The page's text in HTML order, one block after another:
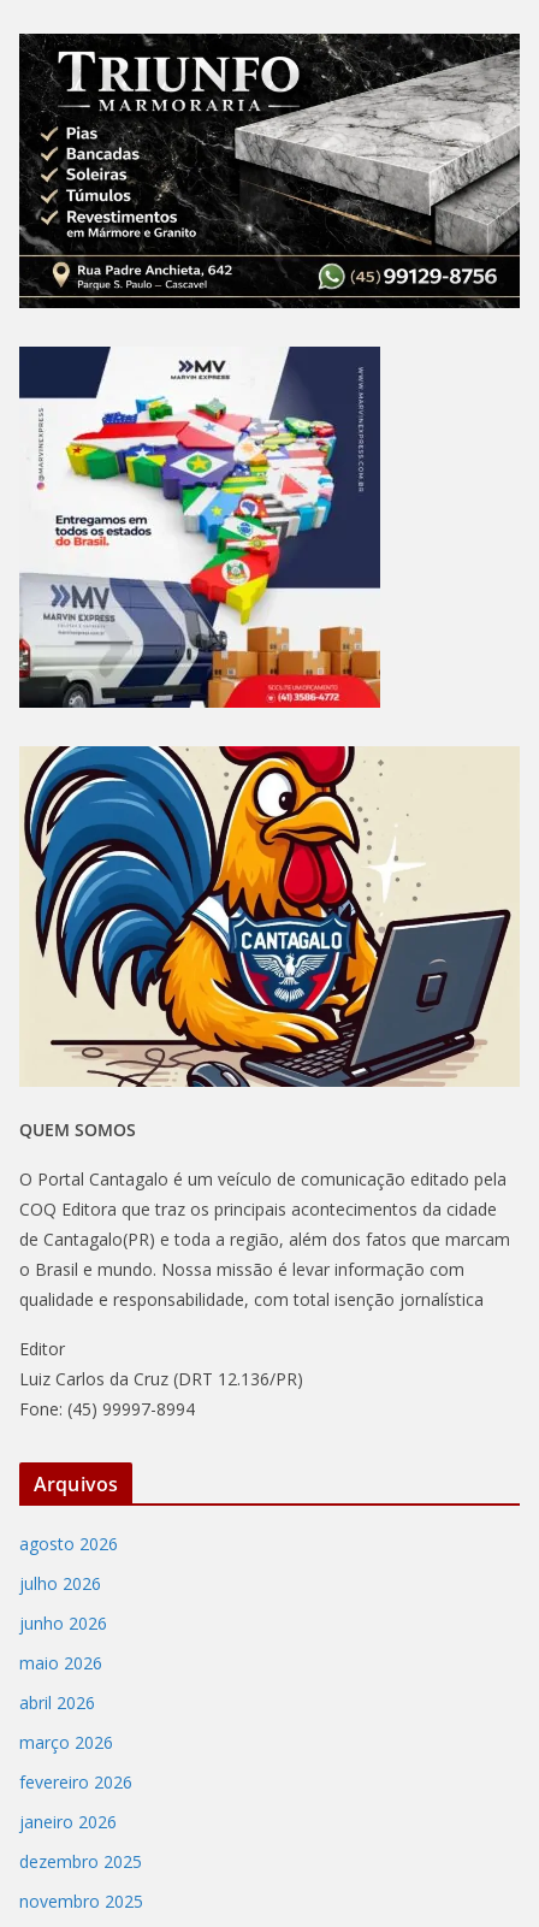
QUEM SOMOS
O Portal Cantagalo é um veículo de comunicação editado pela
COQ Editora que traz os principais acontecimentos da cidade
de Cantagalo(PR) e toda a região, além dos fatos que marcam
o Brasil e mundo. Nossa missão é levar informação com
qualidade e responsabilidade, com total isenção jornalística
Editor
Luiz Carlos da Cruz (DRT 12.136/PR)
Fone: (45) 99997-8994
Arquivos
agosto 2026
julho 2026
junho 2026
maio 2026
abril 2026
março 2026
fevereiro 2026
janeiro 2026
dezembro 2025
novembro 2025